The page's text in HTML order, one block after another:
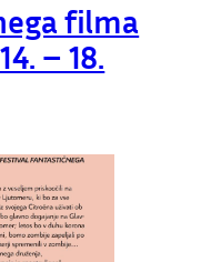
filma
– 18.